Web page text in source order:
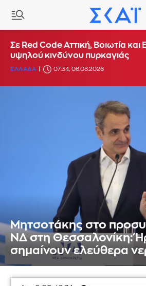
Σε Red Code Αττική, Βοιωτία
υψηλού κινδύνου πυρκαγιάς
ΕΛΛΑΔΑ 07:34, 06.08.2026
Μητσοτάκης στο
ΝΔ στη Θεσσαλονίκη:
σημαίνουν ελεύθερα